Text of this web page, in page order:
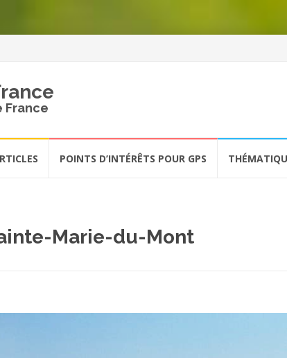
France
POINTS D’INTÉRÊTS POUR GPS
Marie-du-Mont